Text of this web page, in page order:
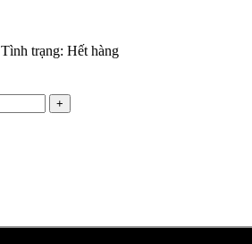
Tình trạng: Hết hàng
+